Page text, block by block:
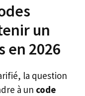
un
en 2026
la question
à un code